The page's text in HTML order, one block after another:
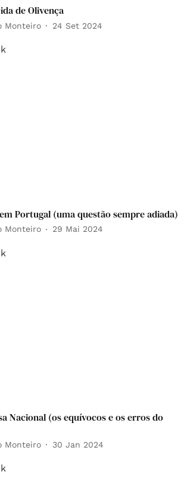
de Olivença
Monteiro 24 Set 2024
Portugal (uma questão sempre adiada)
Monteiro 29 Mai 2024
Nacional (os equívocos e os erros do
Monteiro 30 Jan 2024